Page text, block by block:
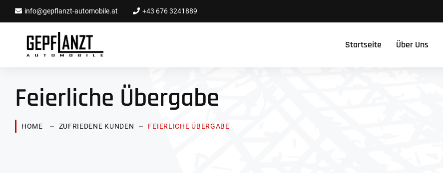
info@gepflanzt-automobile.at +43 676 3241889
Startseite Über Uns
Feierliche Übergabe
HOME ZUFRIEDENE KUNDEN FEIERLICHE ÜBERGABE